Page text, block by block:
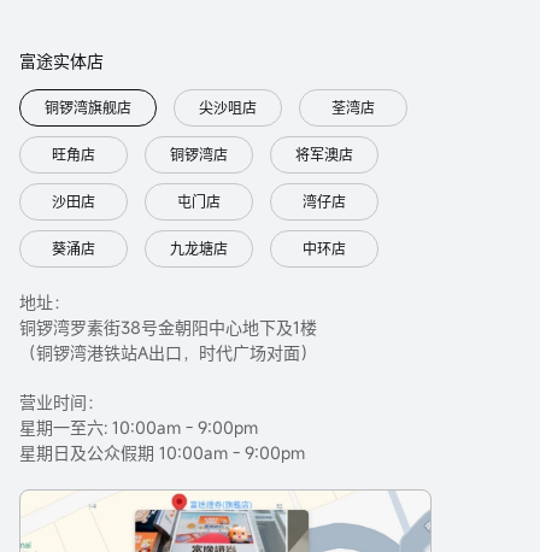
富途实体店
铜锣湾旗舰店 尖沙咀店 荃湾店
旺角店 铜锣湾店 将军澳店
沙田店 屯门店 湾仔店
葵涌店 九龙塘店 中环店
地址：
铜锣湾罗素街38号金朝阳中心地下及1楼
（铜锣湾港铁站A出口，时代广场对面）
营业时间：
星期一至六: 10:00am - 9:00pm
星期日及公众假期 10:00am - 9:00pm